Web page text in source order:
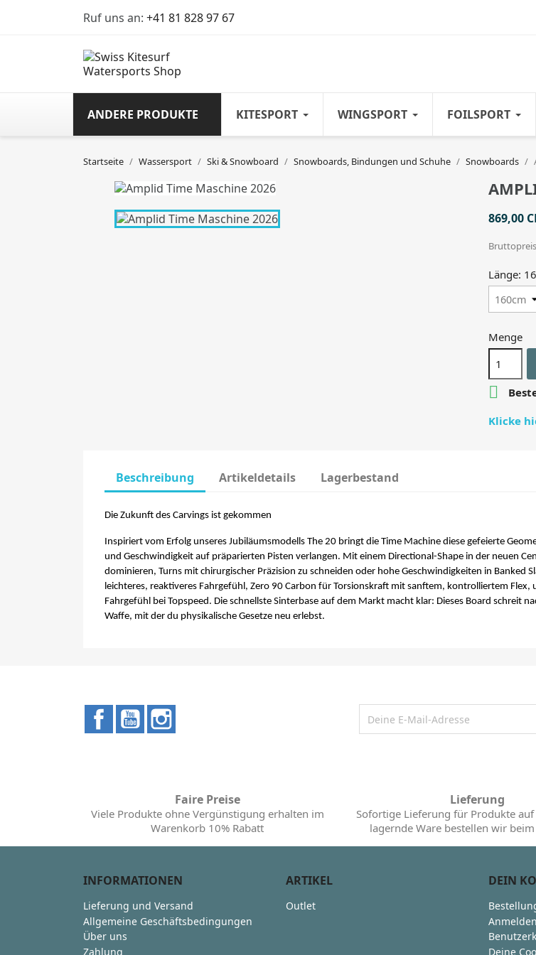
Ruf uns an: +41 81 828 97 67
ANDERE PRODUKTE KITESPORT WINGSPORT FOILSPORT
Startseite Wassersport Ski & Snowboard Snowboards, Bindungen und Schuhe Snowboards
869,00
Bruttopreis
Länge:
Menge

Klicke
Beschreibung Artikeldetails Lagerbestand
Die Zukunft des Carvings ist gekommen
Inspiriert vom Erfolg unseres Jubiläumsmodells The 20 bringt die Time Machine diese gefeierte
und Geschwindigkeit auf präparierten Pisten verlangen. Mit einem Directional-Shape in der neuen
dominieren, Turns mit chirurgischer Präzision zu schneiden oder hohe Geschwindigkeiten in Banked
leichteres, reaktiveres Fahrgefühl, Zero 90 Carbon für Torsionskraft mit sanftem, kontrolliertem
Fahrgefühl bei Topspeed. Die schnellste Sinterbase auf dem Markt macht klar: Dieses Board schreit
Waffe, mit der du physikalische Gesetze neu erlebst.
FacebookYouTube
Faire Preise
Viele Produkte ohne Vergünstigung erhalten im
Warenkorb 10% Rabatt
Lieferung
Sofortige Lieferung für Produkte
lagernde Ware bestellen wir
INFORMATIONEN
Lieferung und Versand
Allgemeine Geschäftsbedingungen
Über uns
Zahlung
ARTIKEL
Outlet
DEIN
Anmelden
Deine